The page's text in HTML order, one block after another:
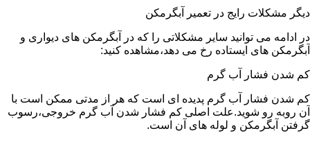
دیگر مشکلات رایج در تعمیر آبگرمکن
در ادامه می توانید سایر مشکلاتی را که در آبگرمکن های دیواری و
آبگرمکن های ایستاده رخ می دهد،مشاهده کنید:
کم شدن فشار آب گرم
کم شدن فشار آب گرم پدیده ای است که هر از مدتی ممکن است با
آن روبه رو شوید.علت اصلی کم فشار شدن آب گرم خروجی،رسوب
گرفتن آبگرمکن و لوله های آن است.